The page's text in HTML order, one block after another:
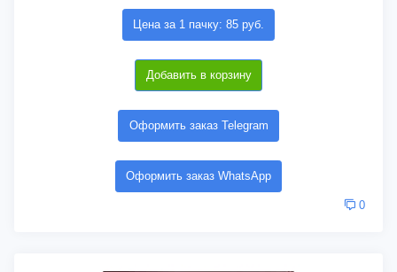
Цена за 1 пачку: 85 руб.
Добавить в корзину
Оформить заказ Telegram
Оформить заказ WhatsApp
0